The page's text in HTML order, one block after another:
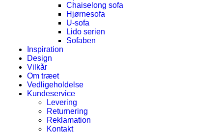
Chaiselong sofa
Hjørnesofa
U-sofa
Lido serien
Sofaben
Inspiration
Design
Vilkår
Om træet
Vedligeholdelse
Kundeservice
Levering
Returnering
Reklamation
Kontakt